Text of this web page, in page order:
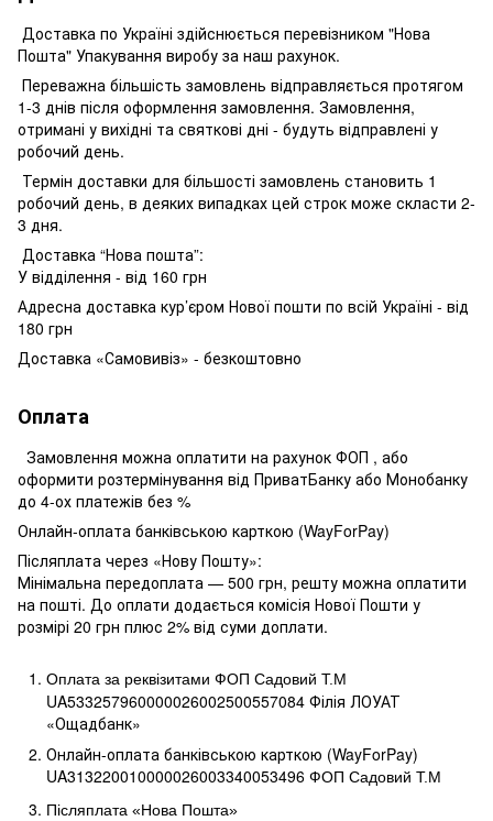
Доставка по Україні здійснюється перевізником "Нова
Пошта" Упакування виробу за наш рахунок.
Переважна більшість замовлень відправляється протягом
1-3 днів після оформлення замовлення. Замовлення,
отримані у вихідні та святкові дні - будуть відправлені у
робочий день.
Термін доставки для більшості замовлень становить 1
робочий день, в деяких випадках цей строк може скласти 2-
3 дня.
Доставка “Нова пошта”:
У відділення - від 160 грн
Адресна доставка кур’єром Нової пошти по всій Україні - від
180 грн
Доставка «Самовивіз» - безкоштовно
Оплата
Замовлення можна оплатити на рахунок ФОП , або
оформити розтермінування від ПриватБанку або Монобанку
до 4-ох платежів без %
Онлайн-оплата банківською карткою (WayForPay)
Післяплата через «Нову Пошту»:
Мінімальна передоплата — 500 грн, решту можна оплатити
на пошті. До оплати додається комісія Нової Пошти у
розмірі 20 грн плюс 2% від суми доплати.
Оплата за реквізитами ФОП Садовий Т.М
UA533257960000026002500557084 Філія ЛОУАТ
«Ощадбанк»
Онлайн-оплата банківською карткою (WayForPay)
UA313220010000026003340053496 ФОП Садовий Т.М
Післяплата «Нова Пошта»